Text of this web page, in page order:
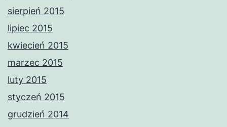
sierpień 2015
lipiec 2015
kwiecień 2015
marzec 2015
luty 2015
styczeń 2015
grudzień 2014